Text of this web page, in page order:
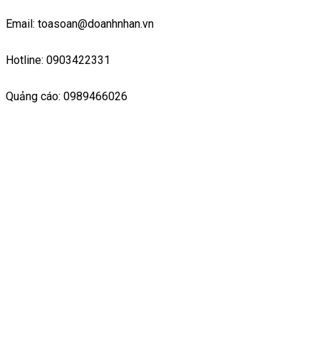
Email: toasoan@doanhnhan.vn
Hotline: 0903422331
Quảng cáo: 0989466026